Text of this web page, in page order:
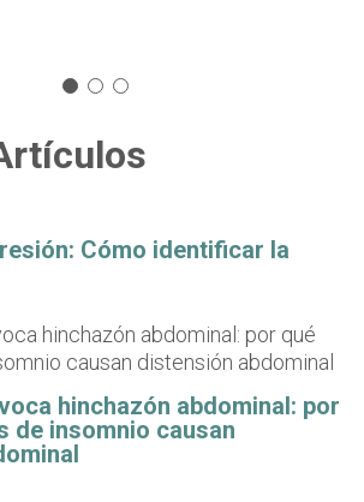
Cómo identificar la
hinchazón abdominal: por
de insomnio causan